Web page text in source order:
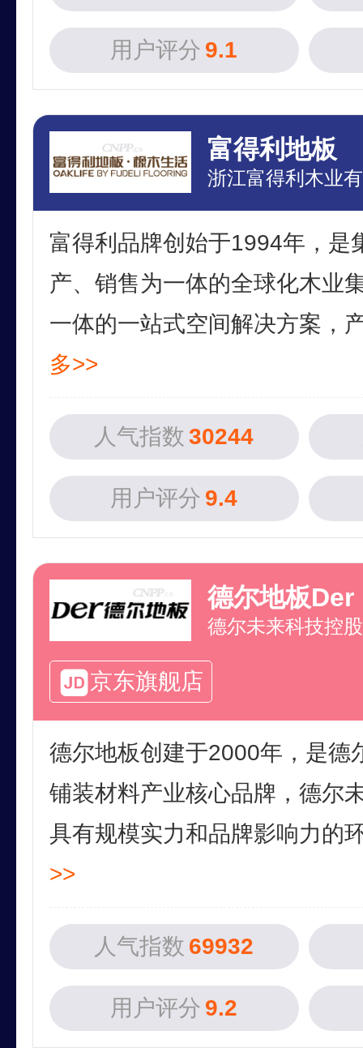
用户评分 9.1
富得利地板
浙江富得利木业
富得利品牌创始于1994年，是
产、销售为一体的全球化木业
一体的一站式空间解决方案，
多>>
人气指数 30244
用户评分 9.4
德尔地板Der
京东旗舰店
德尔地板创建于2000年，是德
铺装材料产业核心品牌，德尔
具有规模实力和品牌影响力的
>>
人气指数 69932
用户评分 9.2